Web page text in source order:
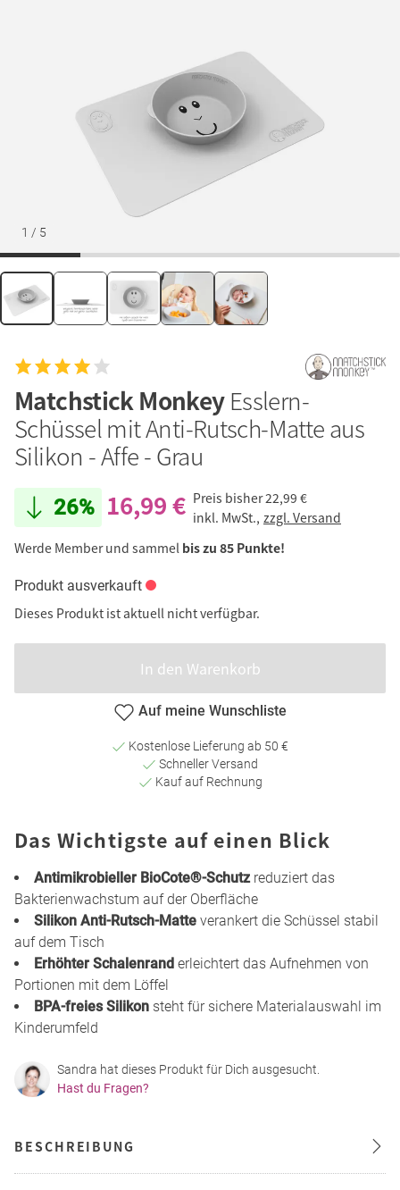
1 / 5
Matchstick MonkeyEsslern-
Schüssel mit Anti-Rutsch-Matte aus
Silikon - Affe - Grau
26% 16,99 € Preis bisher22,99 €
inkl. MwSt., zzgl. Versand
Werde Member und sammel bis zu 85 Punkte!
Produkt ausverkauft
Dieses Produkt ist aktuell nicht verfügbar.
In den Warenkorb
Auf meine Wunschliste
Kostenlose Lieferung ab 50 €
Schneller Versand
Kauf auf Rechnung
Das Wichtigste auf einen Blick
Antimikrobieller BioCote®-Schutzreduziert das
Bakterienwachstum auf der Oberfläche
Silikon Anti-Rutsch-Matte verankert die Schüssel stabil
auf dem Tisch
Erhöhter Schalenrand erleichtert das Aufnehmen von
Portionen mit dem Löffel
BPA-freies Silikon steht für sichere Materialauswahl im
Kinderumfeld
Sandra hat dieses Produkt für Dich ausgesucht.
Hast du Fragen?
BESCHREIBUNG